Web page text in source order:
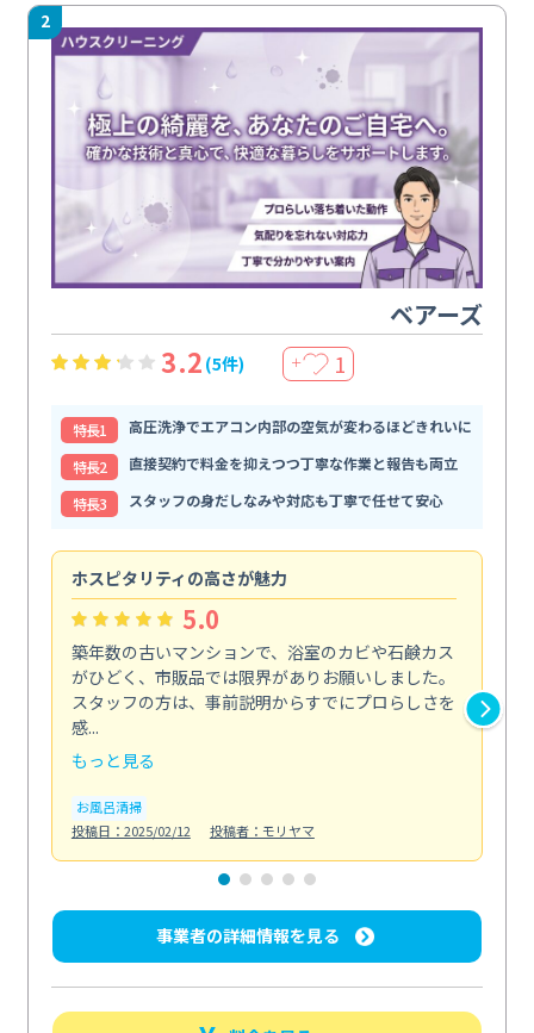
2
ベアーズ
3.2 (5件) ＋ 1
特⻑1
高圧洗浄でエアコン内部の空気が変わるほどきれいに
特⻑2
直接契約で料金を抑えつつ丁寧な作業と報告も両立
特⻑3
スタッフの身だしなみや対応も丁寧で任せて安心
ホスピタリティの高さが魅力
5.0
築年数の古いマンションで、浴室のカビや石鹸カス
がひどく、市販品では限界がありお願いしました。
スタッフの方は、事前説明からすでにプロらしさを
感...
もっと見る
お風呂清掃
投稿日：2025/02/12
投稿者：モリヤマ
事業者の詳細情報を見る